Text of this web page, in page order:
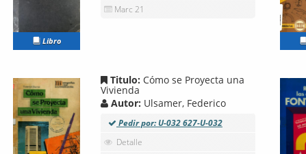
Libro
Marc 21
Titulo: Cómo se Proyecta una
Vivienda
Autor: Ulsamer, Federico
Pedir por: U-032 627-U-032
Detalle